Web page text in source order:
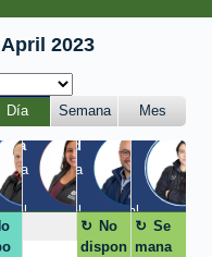
2023
Día Semana Mes
Yesid
Quinta
/
Virtual
Luis
EIC /
Virtual
No
dispon
Se
mana